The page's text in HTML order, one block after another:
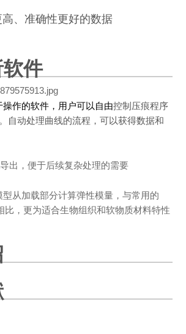
、准确性更好的数据
件
操作的软件，用户可以自由控制压痕程序
自动处理曲线的流程，可以获得数据和
出，便于后续复杂处理的需要
从加载部分计算弹性模量，与常用的
比，更为适合生物组织和软物质材料特性